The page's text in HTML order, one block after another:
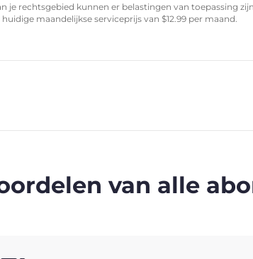
je rechtsgebied kunnen er belastingen van toepassing
huidige maandelijkse serviceprijs van $12.99 per maand.
van alle